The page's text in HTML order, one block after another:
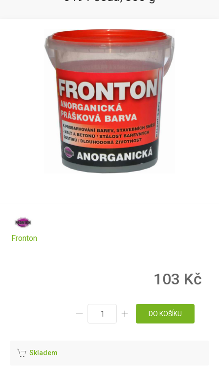
Fronton
103 Kč
DO KOŠÍKU
Skladem